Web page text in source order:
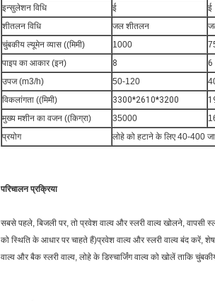
इन्सुलेशन विधि
ई ई
शीतलन विधि
जल शीतलन
चुंबकीय ल्यूमेन व्यास ((मिमी)
1000
पाइप का आकार (इन)
8 6
उपज (m3/h)
50-120
विकलांगता ((मिमी)
3300*2610*3200
मुख्य मशीन का वजन ((किग्रा)
35000
प्रयोग
लोहे को हटाने के लिए 40-400
परिचालन प्रक्रिया
सबसे पहले, बिजली पर, तो प्रवेश वाल्व और स्लरी वाल्व खोलने,
को स्थिति के आधार पर चाहते हैं)प्रवेश वाल्व और स्लरी वाल्व बंद करें,
वाल्व और बैक स्लरी वाल्व, लोहे के डिस्चार्जिंग वाल्व को खोलें ताकि